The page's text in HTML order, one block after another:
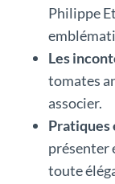
Philippe
Les
tomates
associer.
Pratiques
présenter
toute